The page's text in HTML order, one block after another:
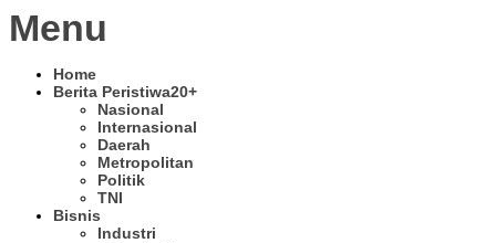
Menu
Home
Berita Peristiwa20+
Nasional
Internasional
Daerah
Metropolitan
Politik
TNI
Bisnis
Industri